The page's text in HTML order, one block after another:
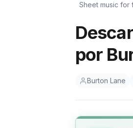
Sheet music for
por
Burton Lane